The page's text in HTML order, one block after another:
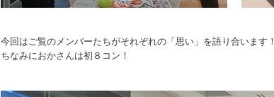
今回はご覧のメンバーたちがそれぞれの「思い」を語り合います！
ちなみにおかさんは初８コン！